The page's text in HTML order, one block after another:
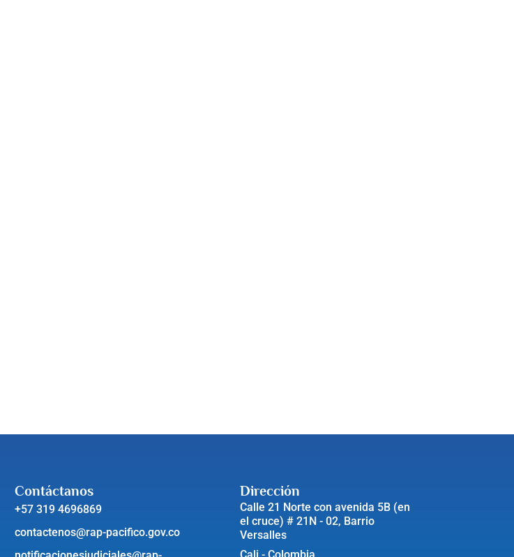
Contáctanos
+57 319 4696869
contactenos@rap-pacifico.gov.co
Dirección
Calle 21 Norte con avenida 5B (en
el cruce) # 21N - 02, Barrio
Versalles